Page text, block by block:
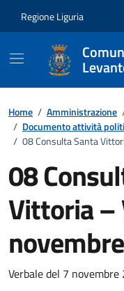
Regione Liguria
Home / Amministrazione
/ Documento attività
/ 08 Consulta Santa
08
Vittoria –
Dettagli del
Verbale del 7